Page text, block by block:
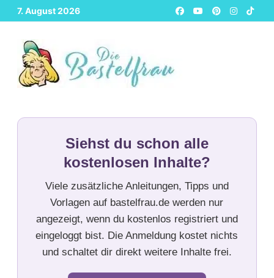
Zurück
zum
Inhalt
7. August 2026
Siehst du schon alle
kostenlosen Inhalte?
Viele zusätzliche Anleitungen, Tipps und
Vorlagen auf bastelfrau.de werden nur
angezeigt, wenn du kostenlos registriert und
eingeloggt bist. Die Anmeldung kostet nichts
und schaltet dir direkt weitere Inhalte frei.